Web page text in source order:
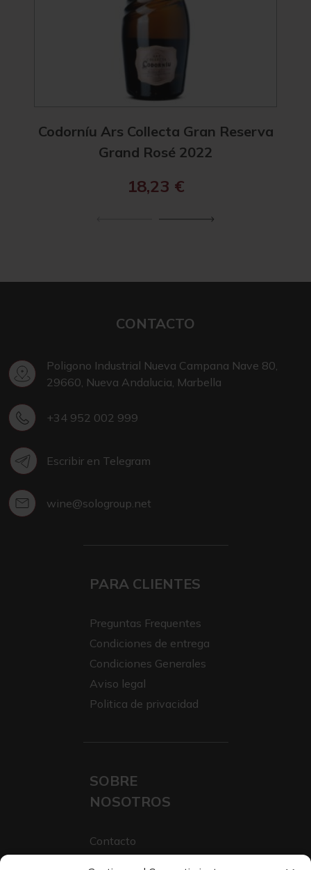
Codorníu Ars Collecta Gran Reserva
Grand Rosé 2022
18,23 €
CONTACTO
Poligono Industrial Nueva Campana Nave 80,
29660, Nueva Andalucia, Marbella
+34 952 002 999
Escribir en Telegram
wine@sologroup.net
PARA CLIENTES
Preguntas Frequentes
Condiciones de entrega
Condiciones Generales
Aviso legal
Politica de privacidad
SOBRE
NOSOTROS
Contacto